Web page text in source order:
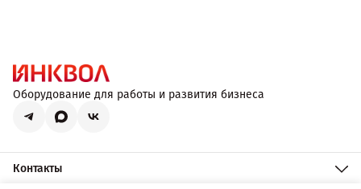
Оборудование для работы и развития бизнеса
Контакты